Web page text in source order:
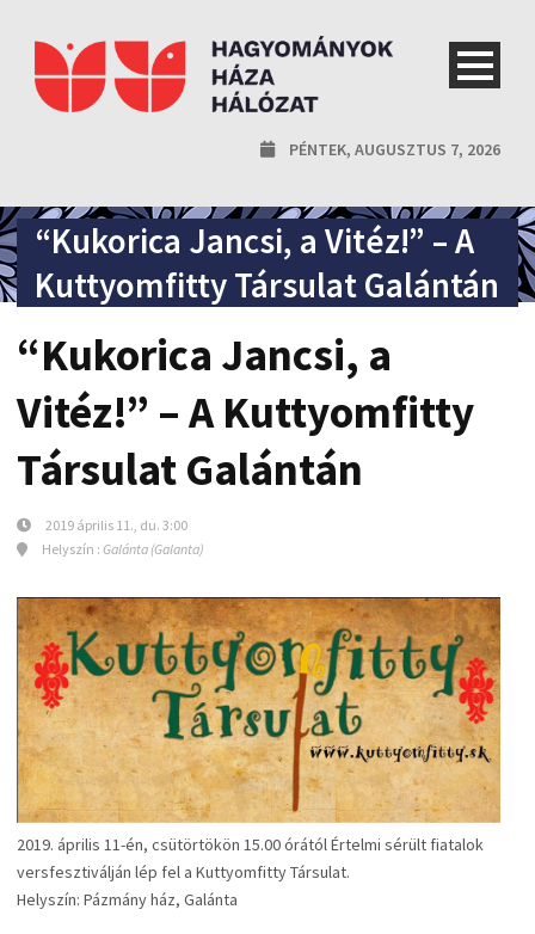
PÉNTEK, AUGUSZTUS 7, 2026
“Kukorica Jancsi, a Vitéz!” – A
Kuttyomfitty Társulat Galántán
“Kukorica Jancsi, a
Vitéz!” – A Kuttyomfitty
Társulat Galántán
2019 április 11., du. 3:00
Helyszín : Galánta (Galanta)
2019. április 11-én, csütörtökön 15.00 órától Értelmi sérült fiatalok
versfesztiválján lép fel a Kuttyomfitty Társulat.
Helyszín: Pázmány ház, Galánta